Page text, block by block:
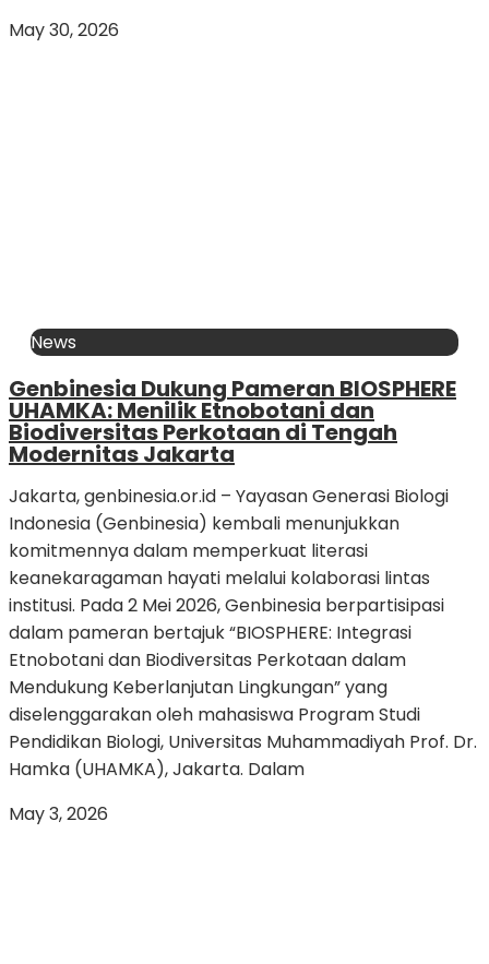
May 30, 2026
News
Genbinesia Dukung Pameran BIOSPHERE
UHAMKA: Menilik Etnobotani dan
Biodiversitas Perkotaan di Tengah
Modernitas Jakarta
Jakarta, genbinesia.or.id – Yayasan Generasi Biologi
Indonesia (Genbinesia) kembali menunjukkan
komitmennya dalam memperkuat literasi
keanekaragaman hayati melalui kolaborasi lintas
institusi. Pada 2 Mei 2026, Genbinesia berpartisipasi
dalam pameran bertajuk “BIOSPHERE: Integrasi
Etnobotani dan Biodiversitas Perkotaan dalam
Mendukung Keberlanjutan Lingkungan” yang
diselenggarakan oleh mahasiswa Program Studi
Pendidikan Biologi, Universitas Muhammadiyah Prof. Dr.
Hamka (UHAMKA), Jakarta. Dalam
May 3, 2026